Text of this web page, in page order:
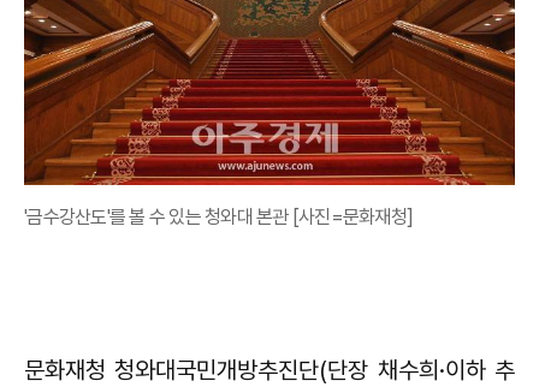
'금수강산도'를 볼 수 있는 청와대 본관 [사진=문화재청]
문화재청 청와대국민개방추진단(단장 채수희·이하 추